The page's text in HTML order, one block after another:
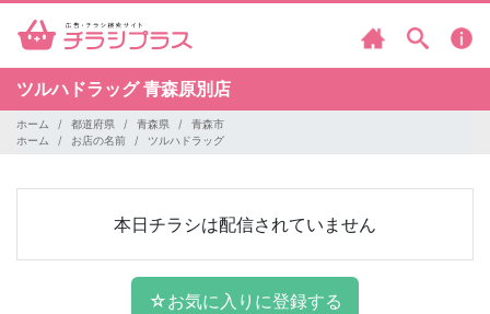
ツルハドラッグ青森原別店
ホーム 都道府県 青森県
青森市
ホーム
お店の名前 ツルハドラッグ
本日チラシは配信されていません